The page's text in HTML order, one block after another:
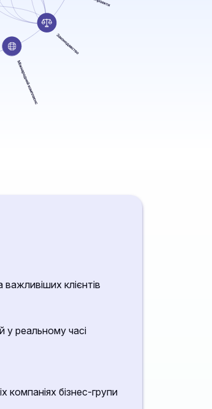
клієнтів
у реальному часі
компаніях бізнес-групи